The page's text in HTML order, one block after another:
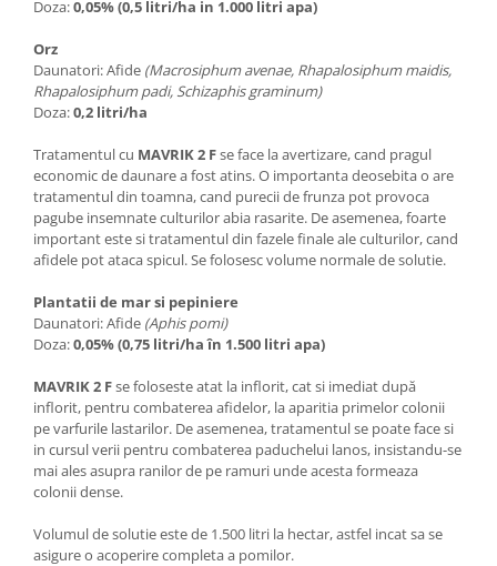
Lama motofierastrau / drujba
Lant motofierastrau / drujba
Lubrifianti
Masca de sudura & accesori
Motocoasa
Motocoasa si consumabile /
accesorii
Patent
Rulete masurat
Sape/ Cazmale/ Lopeti
Scule de mana
Scule electrice
Set chei combinate
Surubelnite
Suruburi
Produse Zootehnie
Doza:0,05% (0,5 litri/ha in 1.000 litri apa)
Orz
Daunatori: Afide (Macrosiphum avenae, Rhapalosiphum maidis,
Rhapalosiphum padi, Schizaphis graminum)
Doza:0,2 litri/ha
Tratamentul cu MAVRIK 2 Fse face la avertizare, cand pragul
economic de daunare a fost atins. O importanta deosebita o are
tratamentul din toamna, cand purecii de frunza pot provoca
pagube insemnate culturilor abia rasarite. De asemenea, foarte
important este si tratamentul din fazele finale ale culturilor, cand
afidele pot ataca spicul. Se folosesc volume normale de solutie.
Plantatii de mar si pepiniere
Daunatori: Afide (Aphis pomi)
Doza:0,05% (0,75 litri/ha în 1.500 litri apa)
MAVRIK 2 Fse foloseste atat la inflorit, cat si imediat după
inflorit, pentru combaterea afidelor, la aparitia primelor colonii
pe varfurile lastarilor. De asemenea, tratamentul se poate face si
in cursul verii pentru combaterea paduchelui lanos, insistandu-se
mai ales asupra ranilor de pe ramuri unde acesta formeaza
colonii dense.
Volumul de solutie este de 1.500 litri la hectar, astfel incat sa se
asigure o acoperire completa a pomilor.